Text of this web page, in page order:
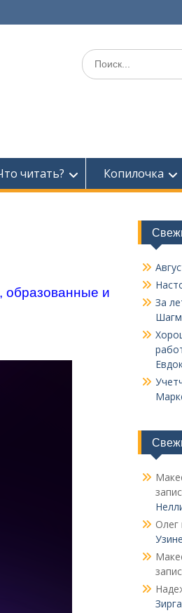
Поиск
по:
читать? Копилочка
образованные и
За
Олег